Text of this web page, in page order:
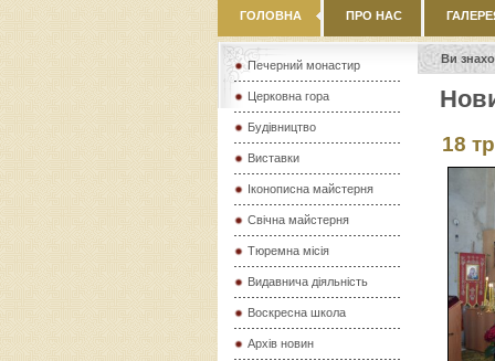
ГОЛОВНА ПРО НАС
Печерний монастир
Церковна гора
Будівництво
Виставки
Іконописна майстерня
Свічна майстерня
Тюремна місія
Видавнича діяльність
Воскресна школа
Архів новин
Ви
18